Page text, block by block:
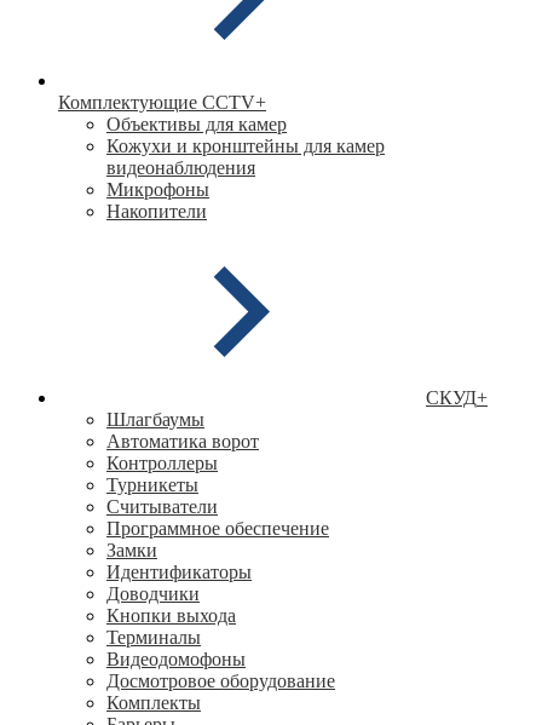
Комплектующие CCTV+
Объективы для камер
Кожухи и кронштейны для камер
видеонаблюдения
Микрофоны
Накопители
СКУД+
Шлагбаумы
Автоматика ворот
Контроллеры
Турникеты
Считыватели
Программное обеспечение
Замки
Идентификаторы
Доводчики
Кнопки выхода
Терминалы
Видеодомофоны
Досмотровое оборудование
Комплекты